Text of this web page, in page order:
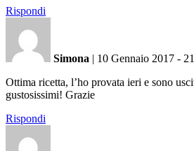
Rispondi
Simona | 10 Gennaio 2017 -
Ottima ricetta, l’ho provata ieri e sono
gustosissimi! Grazie
Rispondi